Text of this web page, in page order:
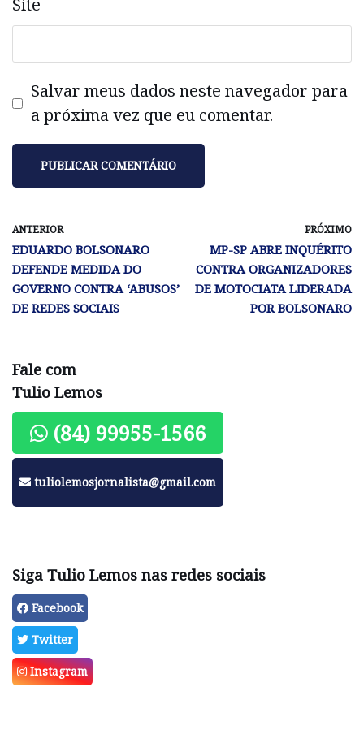
Site
Salvar meus dados neste navegador para
a próxima vez que eu comentar.
ANTERIOR
EDUARDO BOLSONARO
DEFENDE MEDIDA DO
GOVERNO CONTRA ‘ABUSOS’
DE REDES SOCIAIS
PRÓXIMO
MP-SP ABRE INQUÉRITO
CONTRA ORGANIZADORES
DE MOTOCIATA LIDERADA
POR BOLSONARO
Fale com
Tulio Lemos
(84) 99955-1566
tuliolemosjornalista@gmail.com
Siga Tulio Lemos nas redes sociais
Facebook
Twitter
Instagram